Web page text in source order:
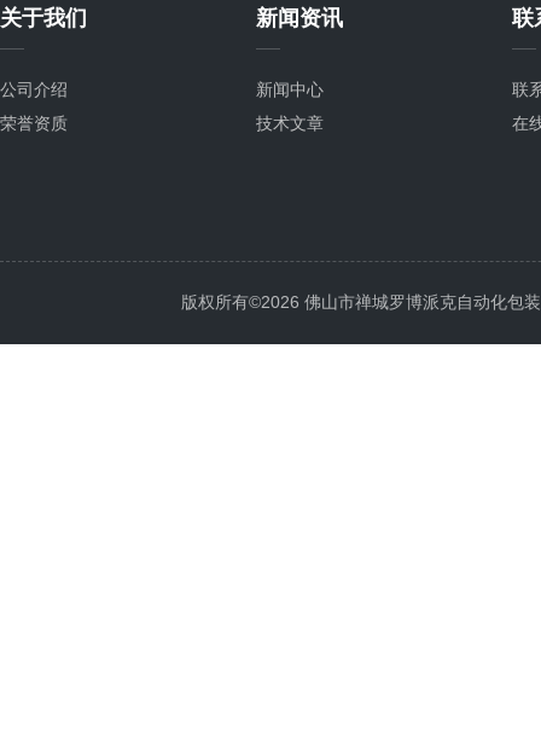
关于我们
公司介绍
荣誉资质
新闻资讯
新闻中心
技术文章
联
联
在
版权所有©2026 佛山市禅城罗博派克自动化